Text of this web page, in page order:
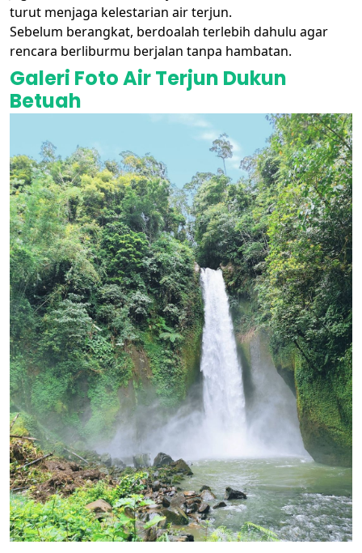
turut menjaga kelestarian air terjun.
Sebelum berangkat, berdoalah terlebih dahulu agar
rencara berliburmu berjalan tanpa hambatan.
Galeri Foto Air Terjun Dukun
Betuah